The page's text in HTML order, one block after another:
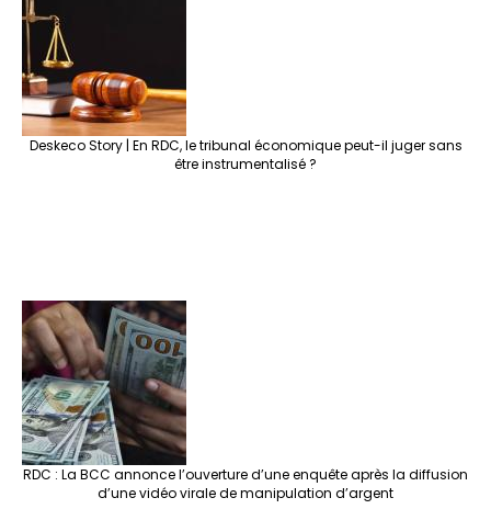
Deskeco Story | En RDC, le tribunal économique peut-il juger sans
être instrumentalisé ?
RDC : La BCC annonce l’ouverture d’une enquête après la diffusion
d’une vidéo virale de manipulation d’argent